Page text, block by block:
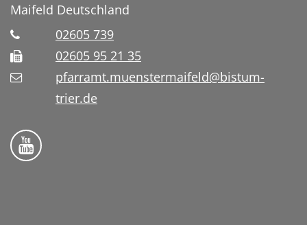
Maifeld Deutschland
02605 739
02605 95 21 35
pfarramt.muenstermaifeld@bistum-
trier.de
Folge uns auf YouTube